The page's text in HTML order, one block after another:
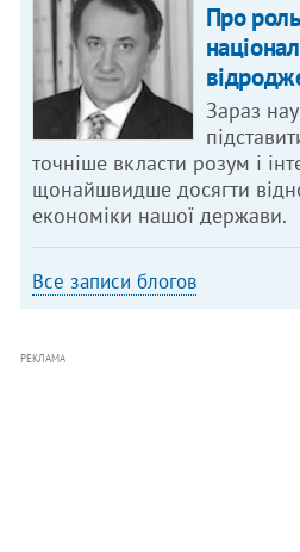
Про роль
Зараз
точніше вкласти розум і
щонайшвидше досягти
економіки нашої держави.
Все записи блогов
РЕКЛАМА